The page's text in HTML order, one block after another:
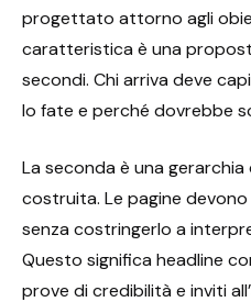
progettato attorno agli
caratteristica è una
secondi. Chi arriva deve
lo fate e perché dovrebbe
La seconda è una
costruita. Le pagine
senza costringerlo a
Questo significa headline
prove di credibilità e inviti